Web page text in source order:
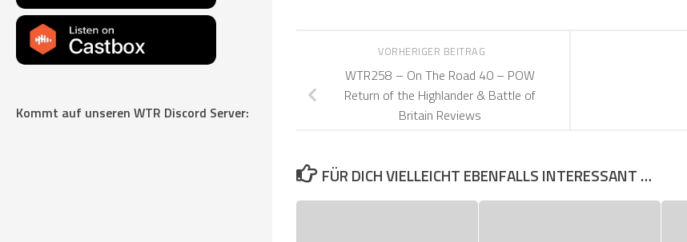
VORHERIGER BEITRAG
WTR258 – On The Road 40 – POW
Return of the Highlander & Battle of
Britain Reviews
FÜR DICH VIELLEICHT EBENFALLS INTERESSANT …
Kommt auf unseren WTR Discord Server: